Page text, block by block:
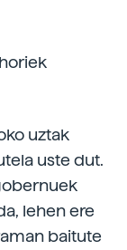
uztak
uste dut.
lehen ere
baitute